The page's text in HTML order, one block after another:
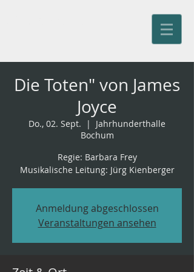
Die Toten" von James
Joyce
Do., 02. Sept.
  |
Jahrhunderthalle
Bochum
Regie: Barbara Frey
Musikalische Leitung: Jürg Kienberger
Anmeldung abgeschlossen
Veranstaltungen ansehen